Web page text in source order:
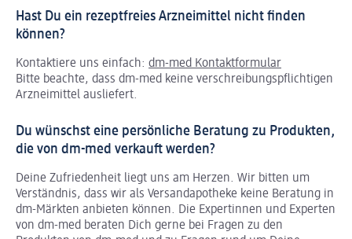
Hast Du ein rezeptfreies Arzneimittel nicht finden
können?
Kontaktiere uns einfach: dm-med Kontaktformular
Bitte beachte, dass dm-med keine verschreibungspflichtigen
Arzneimittel ausliefert.
Du wünschst eine persönliche Beratung zu Produkten,
die von dm-med verkauft werden?
Deine Zufriedenheit liegt uns am Herzen. Wir bitten um
Verständnis, dass wir als Versandapotheke keine Beratung in
dm-Märkten anbieten können. Die Expertinnen und Experten
von dm-med beraten Dich gerne bei Fragen zu den